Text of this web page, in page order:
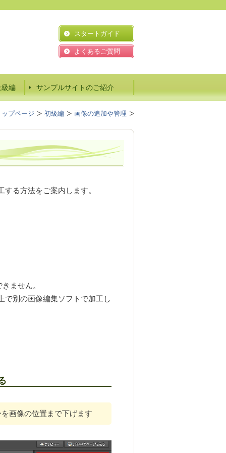
スタートガイド
よくあるご質問
級編 サンプルサイトのご紹介
ップページ 初級編 画像の追加や管理
る方法をご案内します。
ません。
で別の画像編集ソフトで加工し
画像の位置まで下げます